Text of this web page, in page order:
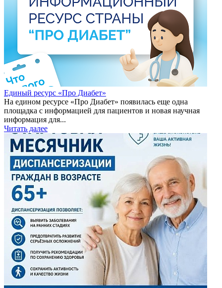
Единый ресурс «Про Диабет»
На едином ресурсе «Про Диабет» появилась еще одна
площадка с информацией для пациентов и новая научная
информация для...
Читать далее